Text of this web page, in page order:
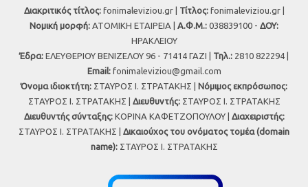
Διακριτικός τίτλος:fonimaleviziou.gr | Τίτλος:fonimaleviziou.gr |
Νομική μορφή: ΑΤΟΜΙΚΗ ΕΤΑΙΡΕΙΑ | Α.Φ.Μ.: 038839100 - ΔΟΥ:
ΗΡΑΚΛΕΙΟΥ
Έδρα: ΕΛΕΥΘΕΡΙΟΥ ΒΕΝΙΖΕΛΟΥ 96 - 71414 ΓΑΖΙ | Τηλ.: 2810 822294 |
Εmail: fonimaleviziou@gmail.com
Όνομα ιδιοκτήτη: ΣΤΑΥΡΟΣ Ι. ΣΤΡΑΤΑΚΗΣ | Νόμιμος εκπρόσωπος:
ΣΤΑΥΡΟΣ Ι. ΣΤΡΑΤΑΚΗΣ | Διευθυντής:ΣΤΑΥΡΟΣ Ι. ΣΤΡΑΤΑΚΗΣ
Διευθυντής σύνταξης:ΚΟΡΙΝΑ ΚΑΦΕΤΖΟΠΟΥΛΟΥ | Διαχειριστής:
ΣΤΑΥΡΟΣ Ι. ΣΤΡΑΤΑΚΗΣ | Δικαιούχος του ονόματος τομέα (domain
name):ΣΤΑΥΡΟΣ Ι. ΣΤΡΑΤΑΚΗΣ